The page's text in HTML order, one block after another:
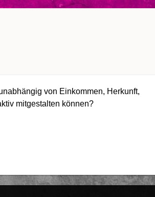
von Einkommen, Herkunft,
mitgestalten können?